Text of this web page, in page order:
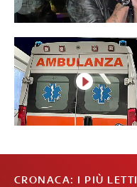
CRONACA: I PIÙ LETTI